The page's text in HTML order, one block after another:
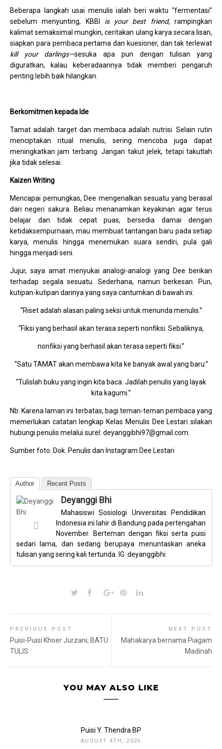
Beberapa langkah usai menulis ialah beri waktu “fermentasi”
sebelum menyunting, KBBI is your best friend,rampingkan
kalimat semaksimal mungkin, ceritakan ulang karya secara lisan,
siapkan para pembaca pertama dan kuesioner, dan tak terlewat
kill your darlings—sesuka apa pun dengan tulisan yang
diguratkan, kalau keberadaannya tidak memberi pengaruh
penting lebih baik hilangkan.
Berkomitmen kepada Ide
Tamat adalah target dan membaca adalah nutrisi. Selain rutin
menciptakan ritual menulis, sering mencoba juga dapat
meningkatkan jam terbang. Jangan takut jelek, tetapi takutlah
jika tidak selesai.
Kaizen Writing
Mencapai pemungkas, Dee mengenalkan sesuatu yang berasal
dari negeri sakura. Beliau menanamkan keyakinan agar terus
belajar dan tidak cepat puas, bersedia damai dengan
ketidaksempurnaan, mau membuat tantangan baru pada setiap
karya, menulis hingga menemukan suara sendiri, pula gali
hingga menjadi seni.
Jujur, saya amat menyukai analogi-analogi yang Dee berikan
terhadap segala sesuatu. Sederhana, namun berkesan. Pun,
kutipan-kutipan darinya yang saya cantumkan di bawah ini:
“Riset adalah alasan paling seksi untuk menunda menulis.”
“Fiksi yang berhasil akan terasa seperti nonfiksi. Sebaliknya,
nonfiksi yang berhasil akan terasa seperti fiksi.”
“Satu TAMAT akan membawa kita ke banyak awal yang baru.”
“Tulislah buku yang ingin kita baca. Jadilah penulis yang layak
kita kagumi.”
Nb: Karena laman ini terbatas, bagi teman-teman pembaca yang
memerlukan catatan lengkap Kelas Menulis Dee Lestari silakan
hubungi penulis melalui surel: deyanggibhi97@gmail.com.
Sumber foto: Dok. Penulis dan Instagram Dee Lestari
Author Recent Posts
Deyanggi Bhi
Mahasiswi Sosiologi Universitas Pendidikan
Indonesia ini lahir di Bandung pada pertengahan
November. Berteman dengan fiksi serta puisi
sedari lama, dan sedang berupaya menuntaskan aneka
tulisan yang sering kali tertunda. IG: deyanggibhi.
PREVIOUS POST
Puisi-Puisi Khoer Jurzani; BATU
TULIS
NEXT POST
Mahakarya bernama Piagam
Madinah
YOU MAY ALSO LIKE
Puisi Y. Thendra BP
AUGUST 4TH, 2026